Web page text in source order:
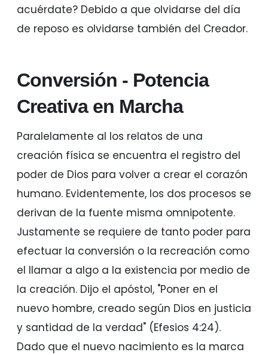
acuérdate? Debido a que olvidarse del día
de reposo es olvidarse también del Creador.
Conversión - Potencia
Creativa en Marcha
Paralelamente al los relatos de una
creación física se encuentra el registro del
poder de Dios para volver a crear el corazón
humano. Evidentemente, los dos procesos se
derivan de la fuente misma omnipotente.
Justamente se requiere de tanto poder para
efectuar la conversión o la recreación como
el llamar a algo a la existencia por medio de
la creación. Dijo el apóstol, "Poner en el
nuevo hombre, creado según Dios en justicia
y santidad de la verdad" (Efesios 4:24).
Dado que el nuevo nacimiento es la marca